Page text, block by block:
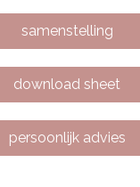
samenstelling
download sheet
persoonlijk advies